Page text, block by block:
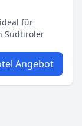
für
Südtiroler
Angebot